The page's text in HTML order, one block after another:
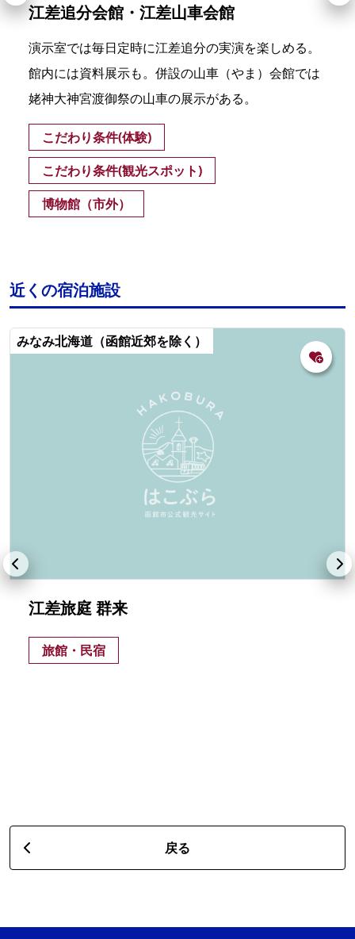
江差追分会館・江差山車会館
演示室では毎日定時に江差追分の実演を楽しめる。
館内には資料展示も。併設の山車（やま）会館では
姥神大神宮渡御祭の山車の展示がある。
こだわり条件(体験)
こだわり条件(観光スポット)
博物館（市外）
近くの宿泊施設
みなみ北海道（函館近郊を除く）
江差旅庭 群来
旅館・民宿
戻る